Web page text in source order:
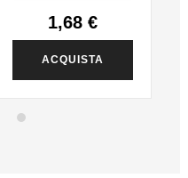
1,68 €
ACQUISTA